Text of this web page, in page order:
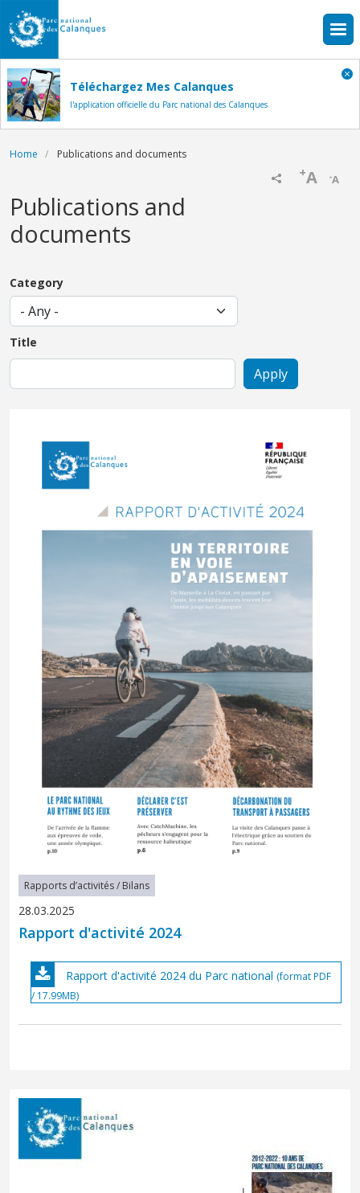
Skip to main content
Téléchargez Mes Calanques
l'application officielle du Parc national des Calanques
Breadcrumb
Home Publications and documents
-A
+A
Publications and
documents
Category
Title
Rapports d’activités / Bilans
28.03.2025
Rapport d'activité 2024
Rapport d'activité 2024 du Parc national (format PDF
/ 17.99MB)